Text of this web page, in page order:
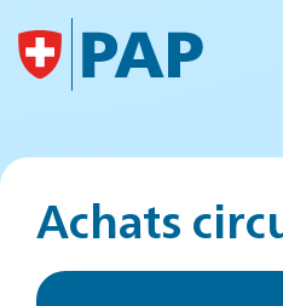
Accéder au contenu
Achats